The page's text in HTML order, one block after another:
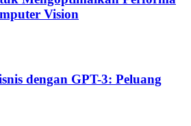
Vision
dengan GPT-3: Peluang